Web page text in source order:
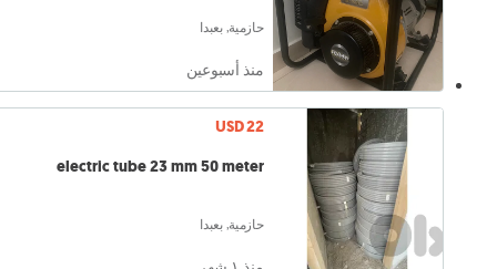
حازمية, بعبدا
منذ أسبوعين
USD 22
electric tube 23 mm 50 meter
حازمية, بعبدا